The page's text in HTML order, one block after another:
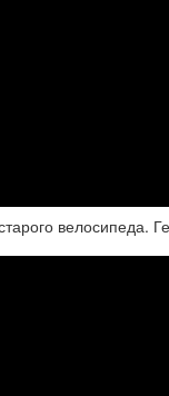
велосипеда.